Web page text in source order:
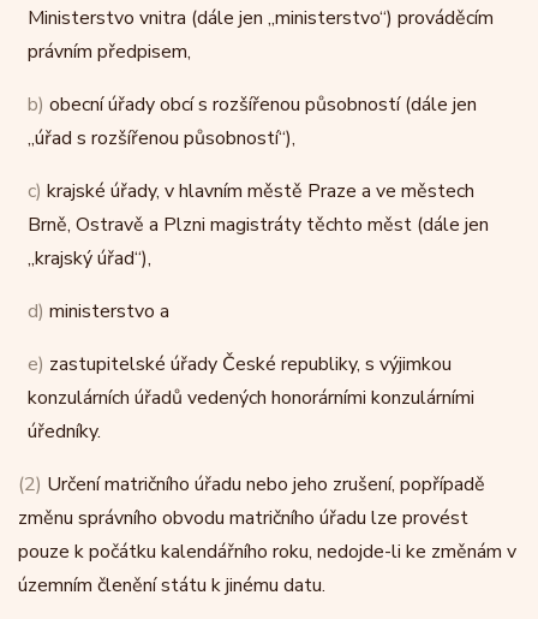
Ministerstvo vnitra (dále jen „ministerstvo“) prováděcím
právním předpisem,
b) obecní úřady obcí s rozšířenou působností (dále jen
„úřad s rozšířenou působností“),
c) krajské úřady, v hlavním městě Praze a ve městech
Brně, Ostravě a Plzni magistráty těchto měst (dále jen
„krajský úřad“),
d) ministerstvo a
e) zastupitelské úřady České republiky, s výjimkou
konzulárních úřadů vedených honorárními konzulárními
úředníky.
(2) Určení matričního úřadu nebo jeho zrušení, popřípadě
změnu správního obvodu matričního úřadu lze provést
pouze k počátku kalendářního roku, nedojde-li ke změnám v
územním členění státu k jinému datu.